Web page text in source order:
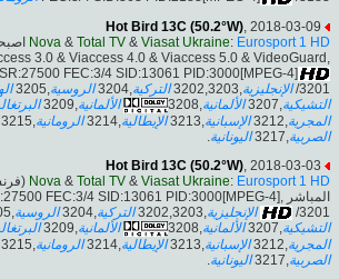
Hot Bird 13C (50.2°W) , 2018-03-09
Nova & Total TV & Viasat Ukraine: Eurosport 1 HD
3.0 & Viaccess 4.0 & Viaccess 5.0 & VideoGuard,
FEC:3/4 SID:13061 PID:3000[MPEG-4]
/3201 الإنجليزية,3202,3203 التركية,3204 الروسية,3205
التشيكية,3207 الألمانية,3208 الألمانية,3209
المجرية
الإسبانية الإيطالية الرومانية
الصربية
اليونانية
Hot Bird 13C (50.2°W) , 2018-03-03
Nova & Total TV & Viasat Ukraine: Eurosport 1 HD
المباشر ,11278.36MHz, pol.V SR:27500 FEC:3/4 SID:13061 PID:3000[MPEG-4]
/3201
الإنجليزية التركية الروسية
التشيكية,3207 الألمانية,3208 الألمانية,3209
المجرية,3212 الإسبانية,3213 الإيطالية,3214 الرومانية,3215
الصربية,3217 اليونانية.